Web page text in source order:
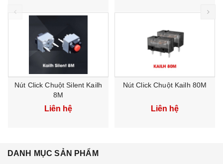
Nút Click Chuột Silent Kailh
8M
Liên hệ
Nút Click Chuột Kailh 80M
Liên hệ
DANH MỤC SẢN PHẨM